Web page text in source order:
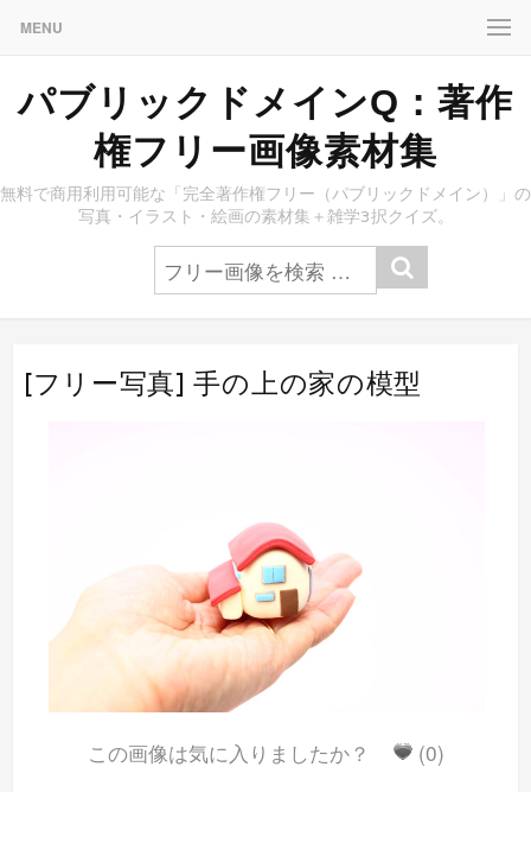
MENU
パブリックドメインQ：著作
権フリー画像素材集
無料で商用利用可能な「完全著作権フリー（パブリックドメイン）」の
写真・イラスト・絵画の素材集＋雑学3択クイズ。
[フリー写真] 手の上の家の模型
この画像は気に入りましたか？ (0)